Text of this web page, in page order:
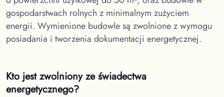
gospodarstwach rolnych z minimalnym zużyciem
energii. Wymienione budowle są zwolnione z wymogu
posiadania i tworzenia dokumentacji energetycznej.
Kto jest zwolniony ze świadectwa
energetycznego?